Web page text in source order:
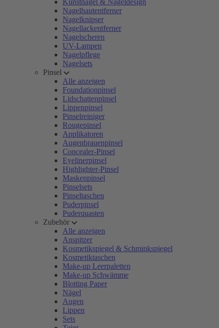
Kunstnägel & Nageldesign
Nagelhautentferner
Nagelknipser
Nagellackentferner
Nagelscheren
UV-Lampen
Nagelpflege
Nagelsets
Pinsel
Alle anzeigen
Foundationpinsel
Lidschattenpinsel
Lippenpinsel
Pinselreiniger
Rougepinsel
Applikatoren
Augenbrauenpinsel
Concealer-Pinsel
Eyelinerpinsel
Highlighter-Pinsel
Maskenpinsel
Pinselsets
Pinseltaschen
Puderpinsel
Puderquasten
Zubehör
Alle anzeigen
Anspitzer
Kosmetikspiegel & Schminkspiegel
Kosmetiktaschen
Make-up Leerpaletten
Make-up Schwämme
Blotting Paper
Nägel
Augen
Lippen
Sets